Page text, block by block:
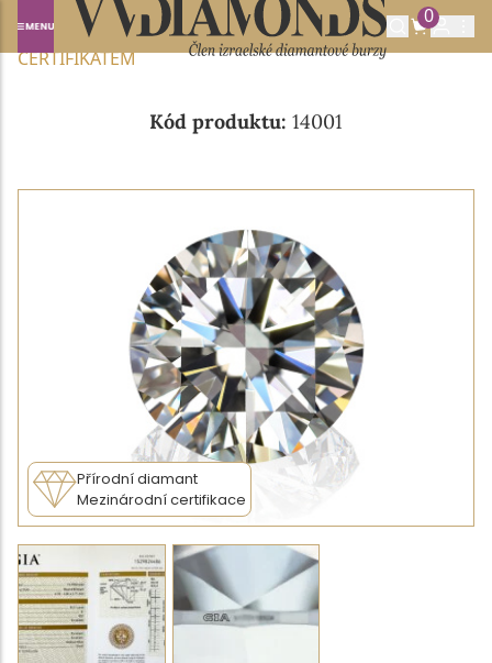
0
Domů NABÍDKA DIAMANTŮ
0.31CT E/VS1 S GIA
CERTIFIKÁTEM
Kód produktu: 14001
Přírodní diamant
Mezinárodní certifikace